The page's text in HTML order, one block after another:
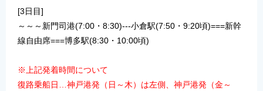
[3日目]
～～～新門司港(7:00・8:30)---小倉駅(7:50・9:20頃)===新幹
線自由席===博多駅(8:30・10:00頃)
※上記発着時間について
復路乗船日…神戸港発（日～木）は左側、神戸港発（金～